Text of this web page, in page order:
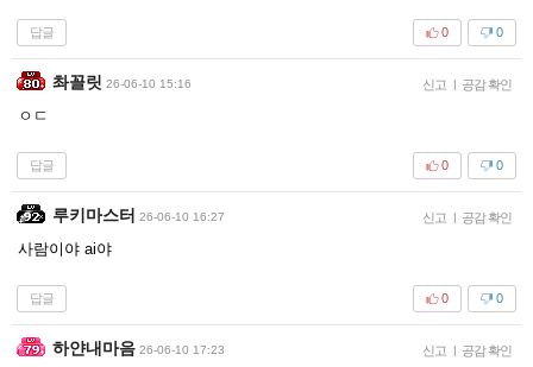
답글 0
0
촤꼴릿 26-06-10 15:16 신고 | 공감 확인
ㅇㄷ
답글 0
0
루키마스터 26-06-10 16:27 신고 | 공감 확인
사람이야 ai야
답글 0
0
하얀내마음 26-06-10 17:23 신고 | 공감 확인